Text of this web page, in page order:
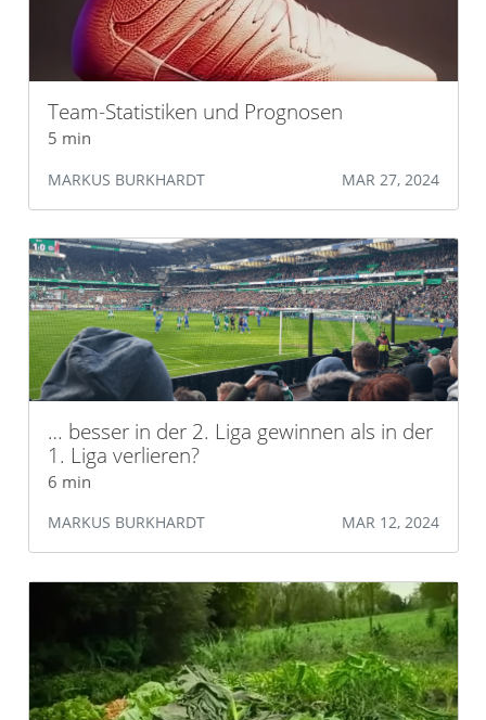
Team-Statistiken und Prognosen
5 min
MARKUS BURKHARDT MAR 27, 2024
… besser in der 2. Liga gewinnen als in der
1. Liga verlieren?
6 min
MARKUS BURKHARDT MAR 12, 2024